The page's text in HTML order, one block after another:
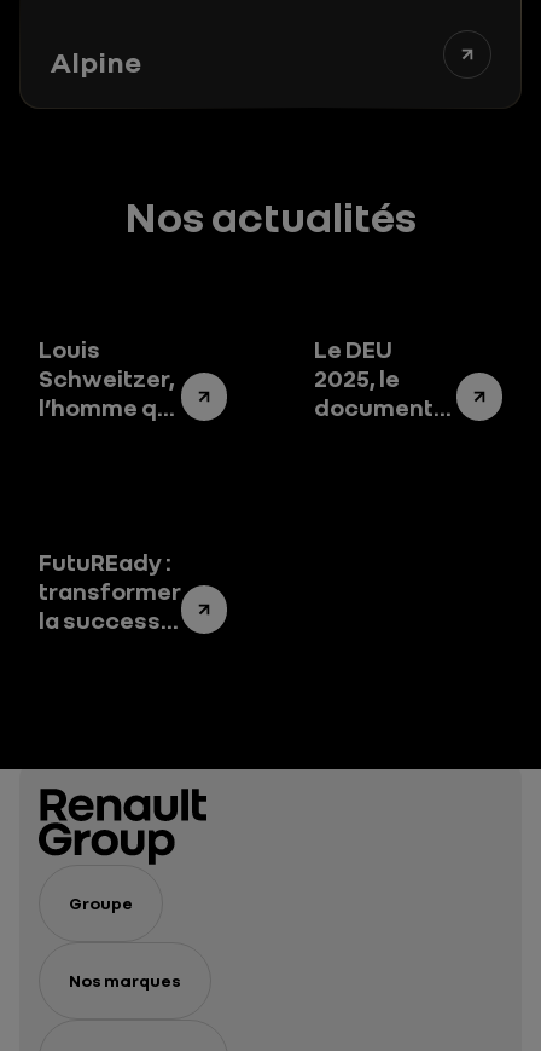
Alpine
Nos actualités
Louis
Schweitzer,
l’homme qui
Le DEU
2025, le
document
FutuREady :
transformer
la success
system
Groupe
Nos marques